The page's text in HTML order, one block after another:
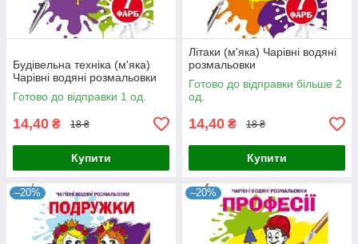
Будівельна техніка (м'яка)
Чарівні водяні розмальовки
Готово до відправки 1 од.
14,40 ₴ 18 ₴
Купити
Літаки (м'яка) Чарівні водяні
розмальовки
Готово до відправки більше 2
од.
14,40 ₴ 18 ₴
Купити
–20% –20%